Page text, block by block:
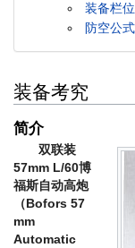
装备栏
防空公
装备考究
简介
双联装
57mm L/60博
福斯自动高炮
（Bofors 57
mm
Automatic